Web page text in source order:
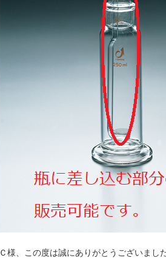
Ｃ様、この度は誠にありがとうございまし